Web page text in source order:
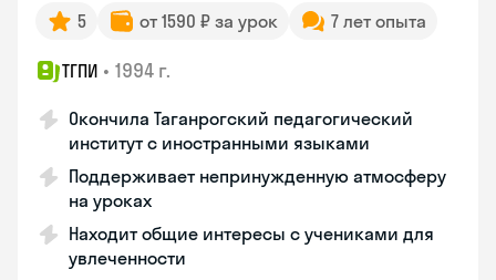
5 от 1590 ₽ за урок 7 лет опыта
ТГПИ • 1994 г.
Окончила Таганрогский педагогический
институт с иностранными языками
Поддерживает непринужденную атмосферу
на уроках
Находит общие интересы с учениками для
увлеченности